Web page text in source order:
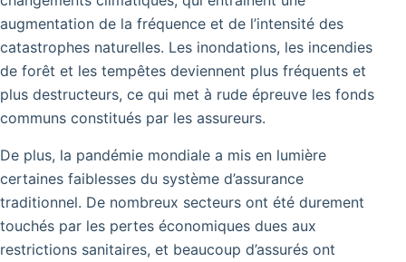
augmentation de la fréquence et de l’intensité des
catastrophes naturelles. Les inondations, les incendies
de forêt et les tempêtes deviennent plus fréquents et
plus destructeurs, ce qui met à rude épreuve les fonds
communs constitués par les assureurs.
De plus, la pandémie mondiale a mis en lumière
certaines faiblesses du système d’assurance
traditionnel. De nombreux secteurs ont été durement
touchés par les pertes économiques dues aux
restrictions sanitaires, et beaucoup d’assurés ont